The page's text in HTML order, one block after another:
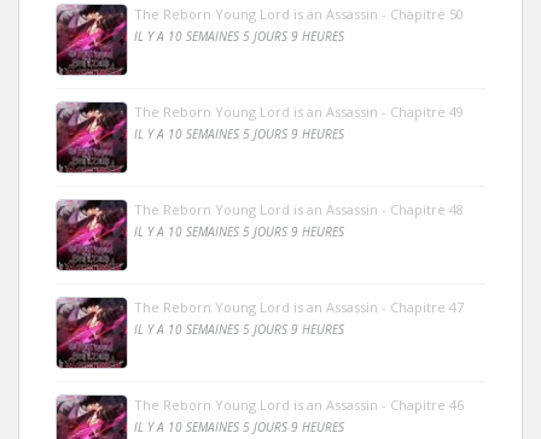
The Reborn Young Lord is an Assassin - Chapitre 50
IL Y A 10 SEMAINES 5 JOURS 9 HEURES
The Reborn Young Lord is an Assassin - Chapitre 49
IL Y A 10 SEMAINES 5 JOURS 9 HEURES
The Reborn Young Lord is an Assassin - Chapitre 48
IL Y A 10 SEMAINES 5 JOURS 9 HEURES
The Reborn Young Lord is an Assassin - Chapitre 47
IL Y A 10 SEMAINES 5 JOURS 9 HEURES
The Reborn Young Lord is an Assassin - Chapitre 46
IL Y A 10 SEMAINES 5 JOURS 9 HEURES